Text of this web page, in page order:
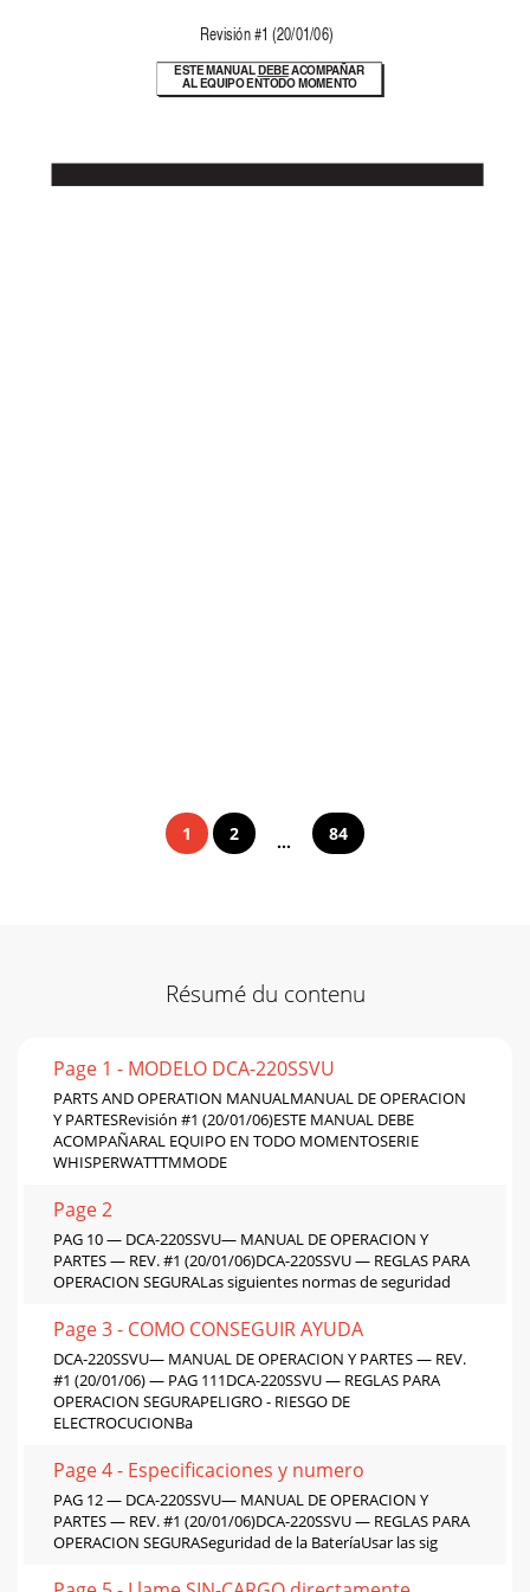
Revisión #1 (20/01/06)
ESTE MANUAL DEBE ACOMPAÑAR
AL EQUIPO EN TODO MOMENTO
1 2 ... 84
Résumé du contenu
Page 1 - MODELO DCA-220SSVU
PARTS AND OPERATION MANUALMANUAL DE OPERACION
Y PARTESRevisión #1 (20/01/06)ESTE MANUAL DEBE
ACOMPAÑARAL EQUIPO EN TODO MOMENTOSERIE
WHISPERWATTTMMODE
Page 2
PAG 10 — DCA-220SSVU— MANUAL DE OPERACION Y
PARTES — REV. #1 (20/01/06)DCA-220SSVU — REGLAS PARA
OPERACION SEGURALas siguientes normas de seguridad
Page 3 - COMO CONSEGUIR AYUDA
DCA-220SSVU— MANUAL DE OPERACION Y PARTES — REV.
#1 (20/01/06) — PAG 111DCA-220SSVU — REGLAS PARA
OPERACION SEGURAPELIGRO - RIESGO DE
ELECTROCUCIONBa
Page 4 - Especificaciones y numero
PAG 12 — DCA-220SSVU— MANUAL DE OPERACION Y
PARTES — REV. #1 (20/01/06)DCA-220SSVU — REGLAS PARA
OPERACION SEGURASeguridad de la BateríaUsar las sig